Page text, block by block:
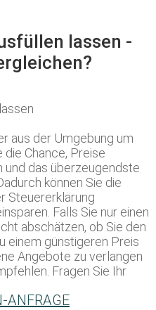
lassen -
aus der Umgebung um
die Chance, Preise
und das überzeugendste
können Sie die
Steuererklärung
Falls Sie nur einen
abschätzen, ob Sie den
einem günstigeren Preis
Angebote zu verlangen
Fragen Sie Ihr
ANFRAGE